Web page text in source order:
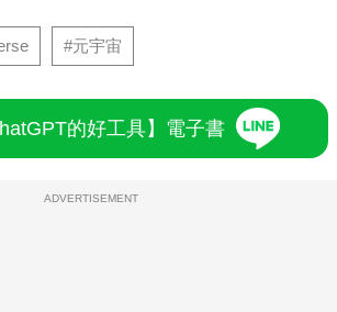
#元宇宙
的好工具】電子書
ADVERTISEMENT